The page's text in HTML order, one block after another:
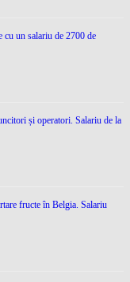
cu un salariu de 2700 de
și operatori. Salariu de la
fructe în Belgia. Salariu